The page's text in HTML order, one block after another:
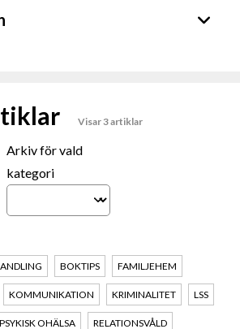
Visar 3 artiklar
Arkiv för vald
kategori
BOKTIPS FAMILJEHEM
KOMMUNIKATION KRIMINALITET LSS
PSYKISK OHÄLSA RELATIONSVÅLD